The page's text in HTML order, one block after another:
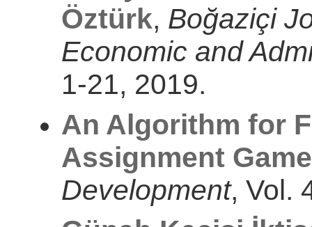
Öztürk, Boğaziçi
Economic and
1-21, 2019.
An Algorithm for
Assignment
Development, Vol.